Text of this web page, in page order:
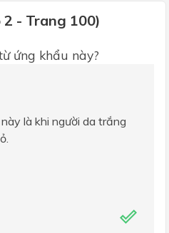
- Trang 100)
ứng khẩu này?
là khi người da trắng